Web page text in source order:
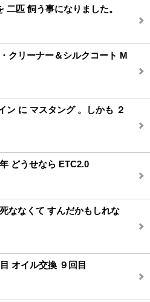
二匹 飼う事になりました。
クリーナー＆シルクコート M
ン に マスタング 。しかも ２
どうせなら ETC2.0
ななくて すんだかもしれな
オイル交換 ９回目